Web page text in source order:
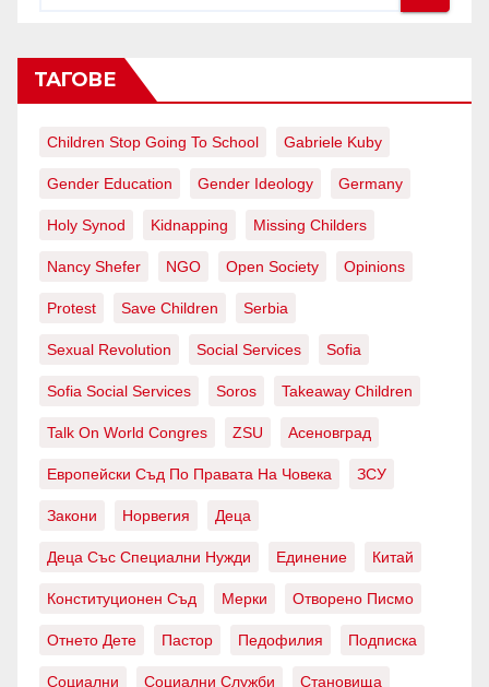
ТАГОВЕ
Children Stop Going To School Gabriele Kuby
Gender Education Gender Ideology Germany
Holy Synod Kidnapping Missing Childers
Nancy Shefer NGO Open Society Opinions
Protest Save Children Serbia
Sexual Revolution Social Services Sofia
Sofia Social Services Soros Takeaway Children
Talk On World Congres ZSU Асеновград
Европейски Съд По Правата На Човека ЗСУ
Закони Норвегия Деца
Деца Със Специални Нужди Единение Китай
Конституционен Съд Мерки Отворено Писмо
Отнето Дете Пастор Педофилия Подписка
Социални Социални Служби Становища